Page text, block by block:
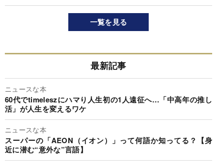
一覧を見る
最新記事
ニュースな本
60代でtimeleszにハマり人生初の1人遠征へ…「中高年の推し
活」が人生を変えるワケ
ニュースな本
スーパーの「AEON（イオン）」って何語か知ってる？【身
近に潜む“意外な”言語】